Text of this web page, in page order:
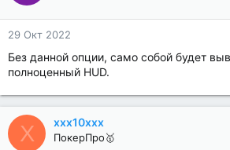
29 Окт 2022
Без данной опции, само собой будет
полноценный HUD.
X xxx10xxx
ПокерПро🥇